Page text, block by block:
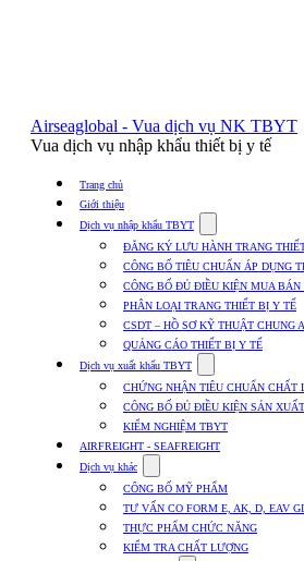
Airseaglobal - Vua dịch vụ NK TBYT
Vua dịch vụ nhập khẩu thiết bị y tế
Trang chủ
Giới thiệu
Dịch vụ nhập khẩu TBYT
submenu
for
Dịch
vụ
nhập
khẩu
TBYT
ĐĂNG KÝ LƯU HÀNH TRANG
CÔNG BỐ TIÊU CHUẨN ÁP DỤNG
CÔNG BỐ ĐỦ ĐIỀU KIỆN MUA
PHÂN LOẠI TRANG THIẾT BỊ Y TẾ
CSDT – HỒ SƠ KỸ THUẬT CHUNG
QUẢNG CÁO THIẾT BỊ Y TẾ
Dịch vụ xuất khẩu TBYT
submenu
for
Dịch
vụ
xuất
TBYT
CHỨNG NHẬN TIÊU CHUẨN CHẤT
CÔNG BỐ ĐỦ ĐIỀU KIỆN SẢN
KIỂM NGHIỆM TBYT
AIRFREIGHT - SEAFREIGHT
Dịch vụ khác
submenu
for
Dịch
vụ
khác
CÔNG BỐ MỸ PHẨM
TƯ VẤN CO FORM E, AK, D, EAV
THỰC PHẨM CHỨC NĂNG
KIỂM TRA CHẤT LƯỢNG